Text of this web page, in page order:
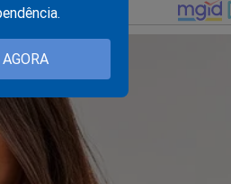
de boleto bancário, cartão de
durante a sua navegação e
agora a sua assinatura: